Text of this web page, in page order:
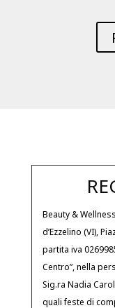
Beauty &
d’Ezzelino (VI),
partita iva
Centro”, nella
Sig.ra Nadia
quali feste di